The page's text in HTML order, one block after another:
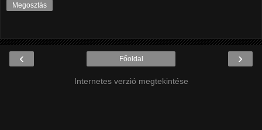
Megosztás
‹ ›
Főoldal
Internetes verzió megtekintése